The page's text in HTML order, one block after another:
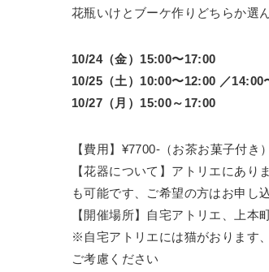
花瓶いけとブーケ作りどちらか選
10/24（金）15:00〜17:00
10/25（土）10:00〜12:00 ／14:00
10/27（月）15:00～17:00
【費用】¥7700-（お茶お菓子付き）
【花器について】アトリエにあ
も可能です、ご希望の方はお申し
【開催場所】自宅アトリエ、上本
※自宅アトリエには猫がおります
ご考慮ください